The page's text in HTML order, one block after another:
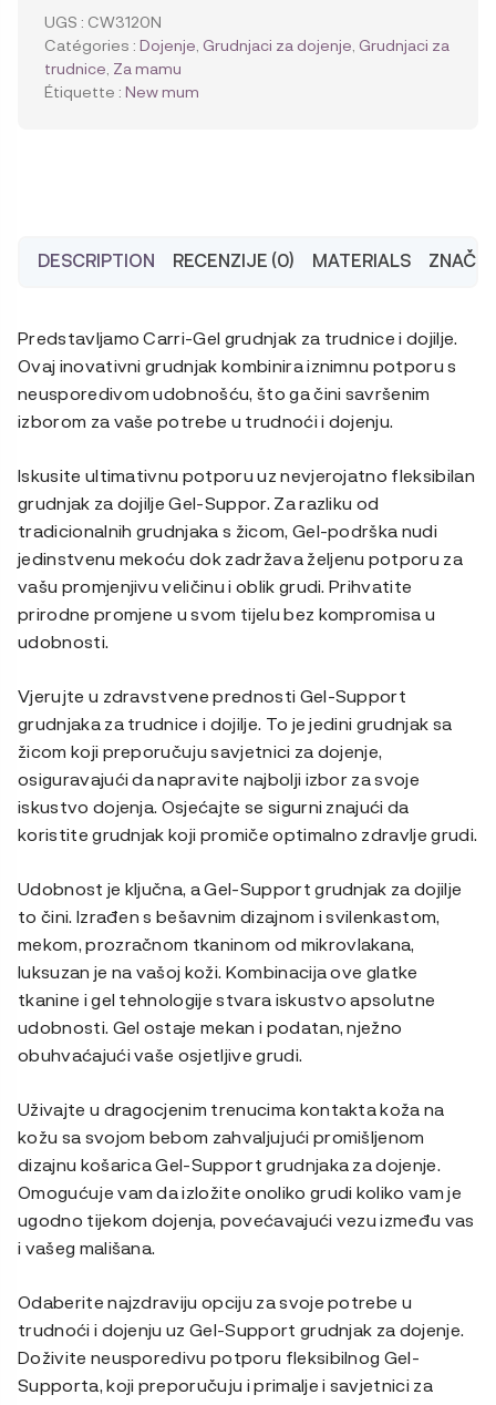
za
trudnice
dojilje
UGS : CW3120N
Catégories : Dojenje Grudnjaci za dojenje Grudnjaci za
trudnice Za mamu
Étiquette : New mum
DESCRIPTION RECENZIJE (0) MATERIALS
Predstavljamo Carri-Gel grudnjak za trudnice i dojilje.
Ovaj inovativni grudnjak kombinira iznimnu potporu s
neusporedivom udobnošću, što ga čini savršenim
izborom za vaše potrebe u trudnoći i dojenju.
Iskusite ultimativnu potporu uz nevjerojatno fleksibilan
grudnjak za dojilje Gel-Suppor. Za razliku od
tradicionalnih grudnjaka s žicom, Gel-podrška nudi
jedinstvenu mekoću dok zadržava željenu potporu za
vašu promjenjivu veličinu i oblik grudi. Prihvatite
prirodne promjene u svom tijelu bez kompromisa u
udobnosti.
Vjerujte u zdravstvene prednosti Gel-Support
grudnjaka za trudnice i dojilje. To je jedini grudnjak sa
žicom koji preporučuju savjetnici za dojenje,
osiguravajući da napravite najbolji izbor za svoje
iskustvo dojenja. Osjećajte se sigurni znajući da
koristite grudnjak koji promiče optimalno zdravlje grudi.
Udobnost je ključna, a Gel-Support grudnjak za dojilje
to čini. Izrađen s bešavnim dizajnom i svilenkastom,
mekom, prozračnom tkaninom od mikrovlakana,
luksuzan je na vašoj koži. Kombinacija ove glatke
tkanine i gel tehnologije stvara iskustvo apsolutne
udobnosti. Gel ostaje mekan i podatan, nježno
obuhvaćajući vaše osjetljive grudi.
Uživajte u dragocjenim trenucima kontakta koža na
kožu sa svojom bebom zahvaljujući promišljenom
dizajnu košarica Gel-Support grudnjaka za dojenje.
Omogućuje vam da izložite onoliko grudi koliko vam je
ugodno tijekom dojenja, povećavajući vezu između vas
i vašeg mališana.
Odaberite najzdraviju opciju za svoje potrebe u
trudnoći i dojenju uz Gel-Support grudnjak za dojenje.
Doživite neusporedivu potporu fleksibilnog Gel-
Supporta, koji preporučuju i primalje i savjetnici za